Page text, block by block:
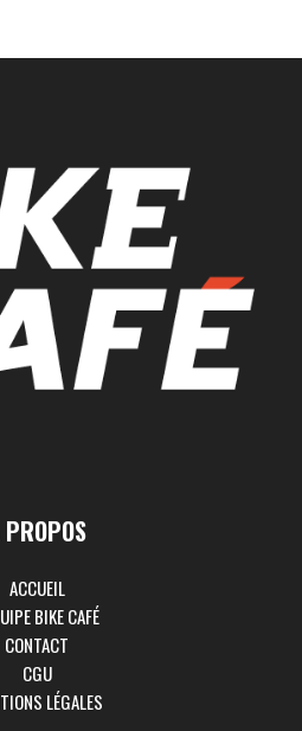
ACCUEIL
BIKE CAFÉ
CONTACT
CGU
LÉGALES